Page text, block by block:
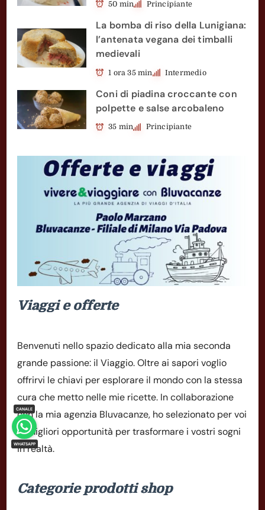
50 min Principiante
La bomba di riso della Lunigiana:
l’antenata vegana dei timballi
medievali
1 ora 35 min Intermedio
Coni di piadina croccante con
polpette e salse arcobaleno
35 min Principiante
Viaggi e offerte
Benvenuti nello spazio dedicato alla mia seconda
grande passione: il Viaggio. Oltre ai sapori voglio
offrirvi le chiavi per esplorare il mondo con la stessa
cura che metto nelle mie ricette. In collaborazione
con la mia agenzia Bluvacanze, ho selezionato per voi
le migliori opportunità per trasformare i vostri sogni
in realtà.
Categorie prodotti shop